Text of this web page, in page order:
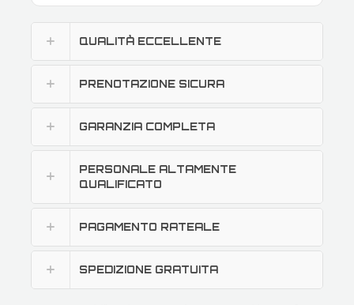
QUALITÀ ECCELLENTE
PRENOTAZIONE SICURA
GARANZIA COMPLETA
PERSONALE ALTAMENTE
QUALIFICATO
PAGAMENTO RATEALE
SPEDIZIONE GRATUITA